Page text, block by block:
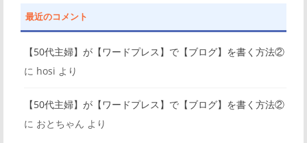
最近のコメント
【50代主婦】が【ワードプレス】で【ブログ】を書く方法②
に hosi より
【50代主婦】が【ワードプレス】で【ブログ】を書く方法②
に おとちゃん より